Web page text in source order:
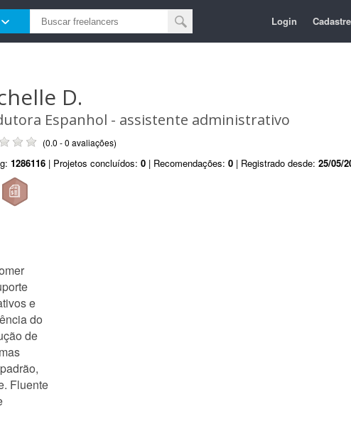
Login
D.
Espanhol - assistente administrativo
(0.0 - 0 avaliações)
1286116 | Projetos concluídos: 0 | Recomendações: 0 | Registrado desde: 25/05/
e
do
de
Fluente